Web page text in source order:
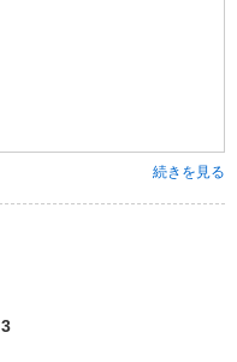
続きを見る
3